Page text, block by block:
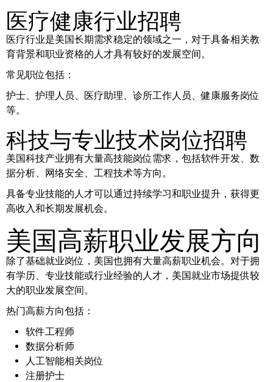
医疗健康行业招聘
医疗行业是美国长期需求稳定的领域之一，对于具备相关教
育背景和职业资格的人才具有较好的发展空间。
常见职位包括：
护士、护理人员、医疗助理、诊所工作人员、健康服务岗位
等。
科技与专业技术岗位招聘
美国科技产业拥有大量高技能岗位需求，包括软件开发、数
据分析、网络安全、工程技术等方向。
具备专业技能的人才可以通过持续学习和职业提升，获得更
高收入和长期发展机会。
美国高薪职业发展方向
除了基础就业岗位，美国也拥有大量高薪职业机会。对于拥
有学历、专业技能或行业经验的人才，美国就业市场提供较
大的职业发展空间。
热门高薪方向包括：
软件工程师
数据分析师
人工智能相关岗位
注册护士